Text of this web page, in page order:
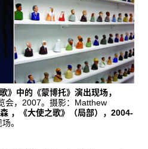
》中的《蒙博托》演出现场，
会，2007。摄影：Matthew
，《大使之歌》（局部），2004-
。